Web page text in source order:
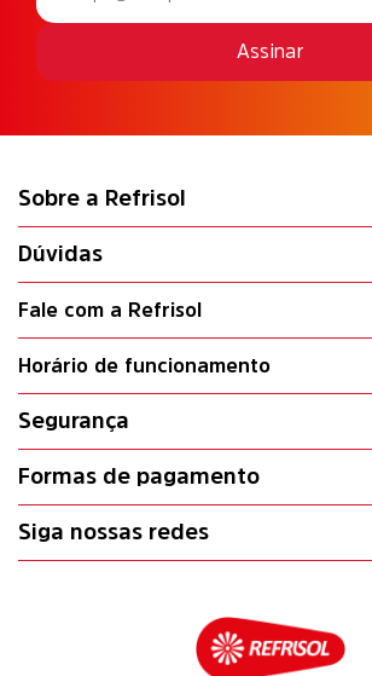
Assinar
Sobre a Refrisol
Dúvidas
Fale com a Refrisol
Horário de funcionamento
Segurança
Formas de pagamento
Siga nossas redes